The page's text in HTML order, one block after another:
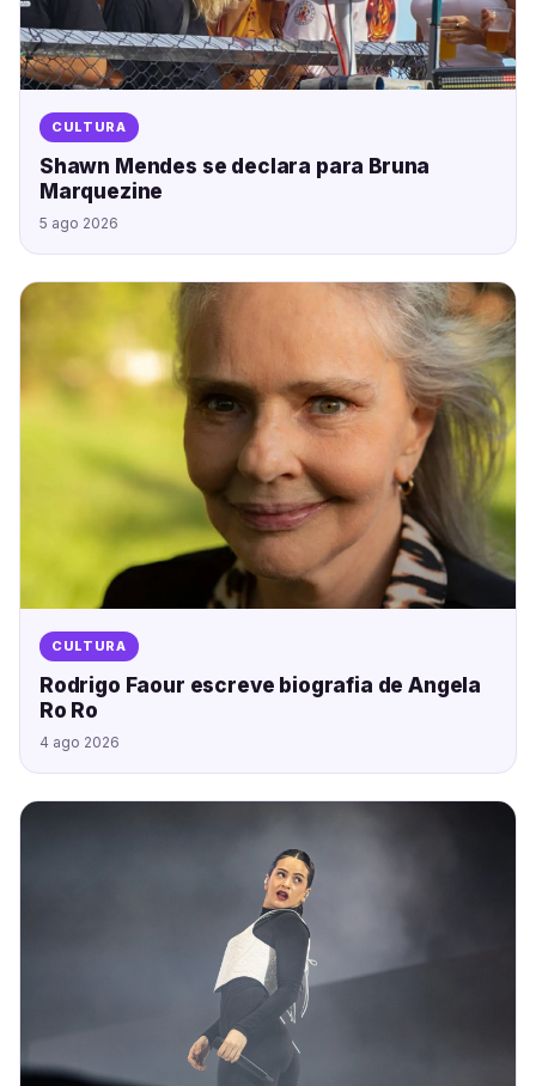
CULTURA
Shawn Mendes se declara para Bruna
Marquezine
5 ago 2026
CULTURA
Rodrigo Faour escreve biografia de Angela
Ro Ro
4 ago 2026